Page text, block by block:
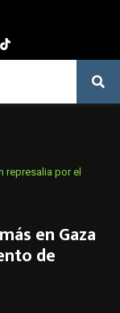
represalia por el
en Gaza
de